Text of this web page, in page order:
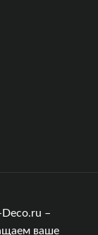
–
ваше